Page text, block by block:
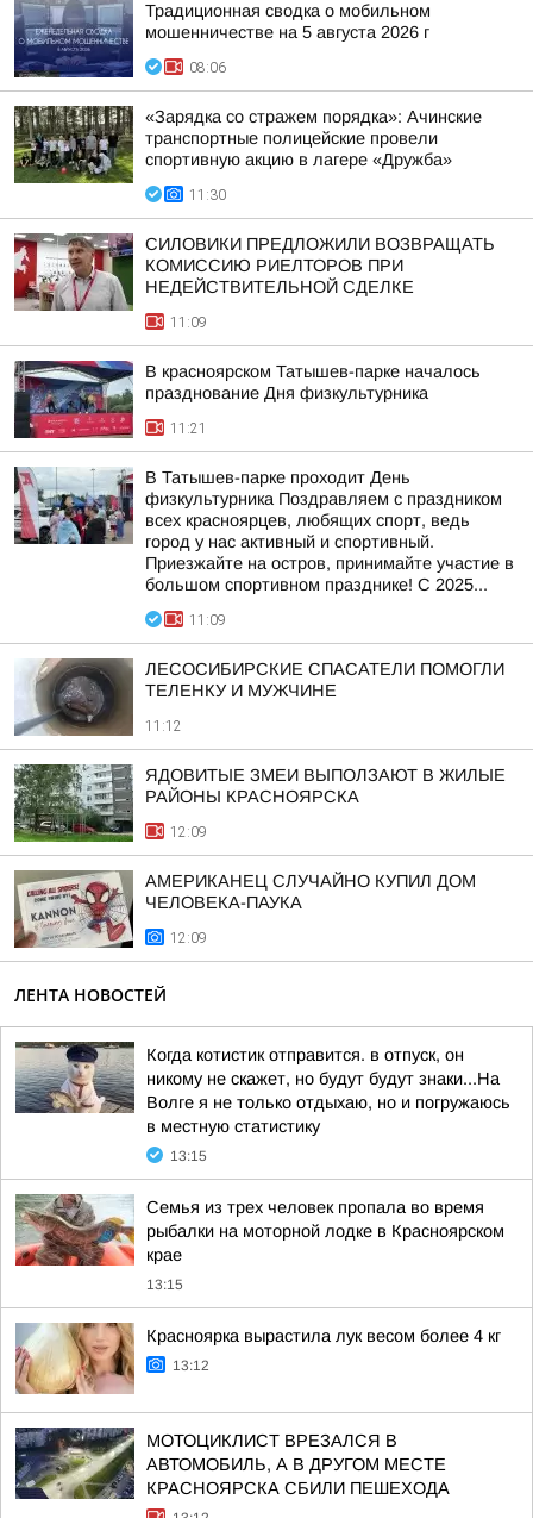
Традиционная сводка о мобильном
мошенничестве на 5 августа 2026 г
08:06
«Зарядка со стражем порядка»: Ачинские
транспортные полицейские провели
спортивную акцию в лагере «Дружба»
11:30
СИЛОВИКИ ПРЕДЛОЖИЛИ ВОЗВРАЩАТЬ
КОМИССИЮ РИЕЛТОРОВ ПРИ
НЕДЕЙСТВИТЕЛЬНОЙ СДЕЛКЕ
11:09
В красноярском Татышев-парке началось
празднование Дня физкультурника
11:21
В Татышев-парке проходит День
физкультурника Поздравляем с праздником
всех красноярцев, любящих спорт, ведь
город у нас активный и спортивный.
Приезжайте на остров, принимайте участие в
большом спортивном празднике! С 2025...
11:09
ЛЕСОСИБИРСКИЕ СПАСАТЕЛИ ПОМОГЛИ
ТЕЛЕНКУ И МУЖЧИНЕ
11:12
ЯДОВИТЫЕ ЗМЕИ ВЫПОЛЗАЮТ В ЖИЛЫЕ
РАЙОНЫ КРАСНОЯРСКА
12:09
АМЕРИКАНЕЦ СЛУЧАЙНО КУПИЛ ДОМ
ЧЕЛОВЕКА-ПАУКА
12:09
ЛЕНТА НОВОСТЕЙ
Когда котистик отправится. в отпуск, он
никому не скажет, но будут будут знаки...На
Волге я не только отдыхаю, но и погружаюсь
в местную статистику
13:15
Семья из трех человек пропала во время
рыбалки на моторной лодке в Красноярском
крае
13:15
Красноярка вырастила лук весом более 4 кг
13:12
МОТОЦИКЛИСТ ВРЕЗАЛСЯ В
АВТОМОБИЛЬ, А В ДРУГОМ МЕСТЕ
КРАСНОЯРСКА СБИЛИ ПЕШЕХОДА